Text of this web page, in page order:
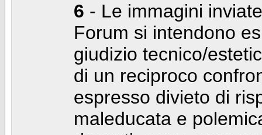
6 - Le immagini
Forum si intendono
giudizio tecnico/
di un reciproco
espresso divieto di
maleducata e